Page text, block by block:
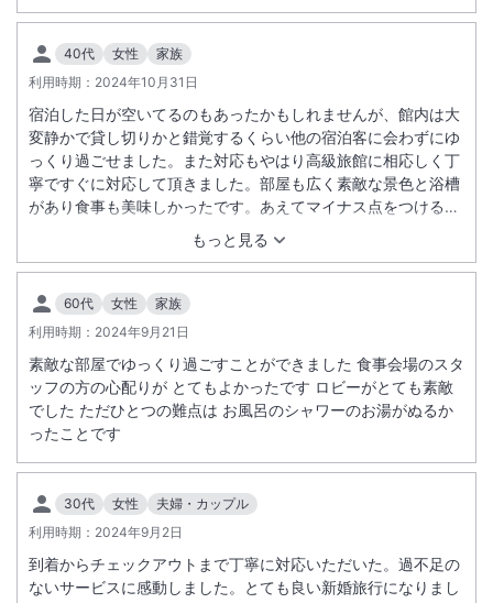
40代 女性
家族
利用時期： 2024年10月31日
もっと見る
宿泊した日が空いてるのもあったかもしれませんが、館内は大
変静かで貸し切りかと錯覚するくらい他の宿泊客に会わずにゆ
っくり過ごせました。また対応もやはり高級旅館に相応しく丁
寧ですぐに対応して頂きました。部屋も広く素敵な景色と浴槽
があり食事も美味しかったです。あえてマイナス点をつけるな
ら、部屋のウォシュレットが調子悪かった？事、朝食に卵メニ
ューは最低限つけて欲しい事くらいです。個人的にはお酒が飲
めないため、夕食時にもノンアルカクテルやノンアルスパーク
リングワインなどアルコールが含まれていないドリンクの種類
を増やして頂けると嬉しいです。
60代 女性
家族
利用時期： 2024年9月21日
素敵な部屋でゆっくり過ごすことができました 食事会場のスタ
ッフの方の心配りが とてもよかったです ロビーがとても素敵
でした ただひとつの難点は お風呂のシャワーのお湯がぬるか
ったことです
30代 女性
夫婦・カップル
利用時期： 2024年9月2日
到着からチェックアウトまで丁寧に対応いただいた。過不足の
ないサービスに感動しました。とても良い新婚旅行になりまし